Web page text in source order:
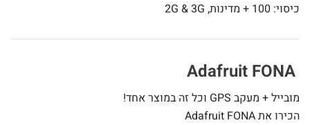
כיסוי: 100 + מדינות, 2G & 3G
Adafruit FONA
מובייל + מעקב GPS וכל זה במוצר אחד!
הכירו את Adafruit FONA